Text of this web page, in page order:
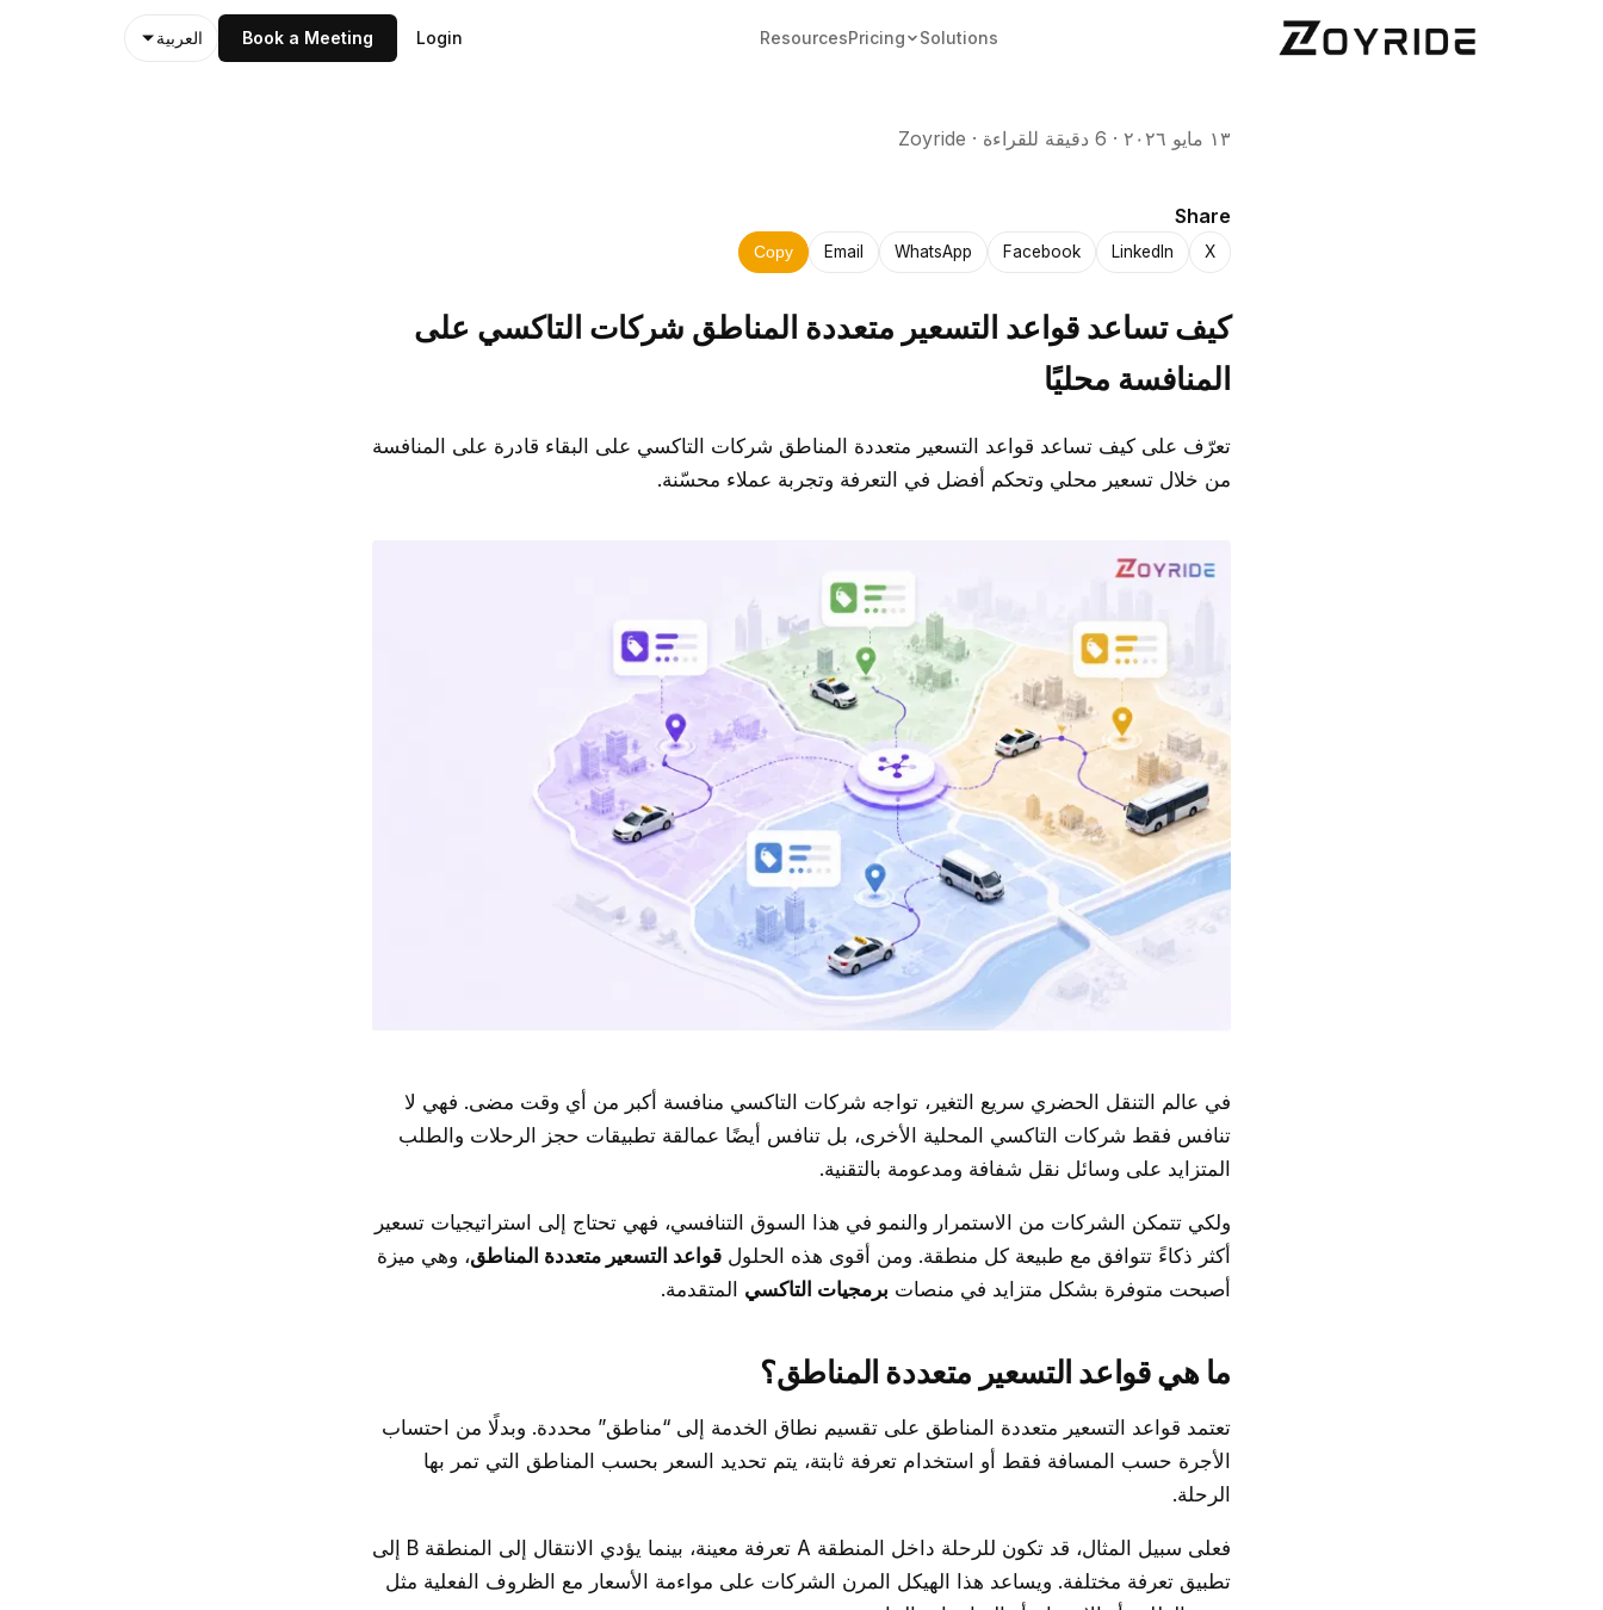
Solutions
Pricing
Resources
Login
Book a Meeting العربية
١٣ مايو ٢٠٢٦ · 6 دقيقة للقراءة ·
Zoyride
Share
X
LinkedIn
Facebook
WhatsApp
Email
Copy
كيف تساعد قواعد التسعير متعددة المناطق شركات التاكسي على
المنافسة محليًا
تعرّف على كيف تساعد قواعد التسعير متعددة المناطق شركات التاكسي على البقاء قادرة على المنافسة
من خلال تسعير محلي وتحكم أفضل في التعرفة وتجربة عملاء محسّنة.
في عالم التنقل الحضري سريع التغير، تواجه شركات التاكسي منافسة أكبر من أي وقت مضى. فهي لا
تنافس فقط شركات التاكسي المحلية الأخرى، بل تنافس أيضًا عمالقة تطبيقات حجز الرحلات والطلب
المتزايد على وسائل نقل شفافة ومدعومة بالتقنية.
ولكي تتمكن الشركات من الاستمرار والنمو في هذا السوق التنافسي، فهي تحتاج إلى استراتيجيات تسعير
أكثر ذكاءً تتوافق مع طبيعة كل منطقة. ومن أقوى هذه الحلول قواعد التسعير متعددة المناطق، وهي ميزة
أصبحت متوفرة بشكل متزايد في منصات برمجيات التاكسي المتقدمة.
ما هي قواعد التسعير متعددة المناطق؟
تعتمد قواعد التسعير متعددة المناطق على تقسيم نطاق الخدمة إلى “مناطق” محددة. وبدلًا من احتساب
الأجرة حسب المسافة فقط أو استخدام تعرفة ثابتة، يتم تحديد السعر بحسب المناطق التي تمر بها
الرحلة.
فعلى سبيل المثال، قد تكون للرحلة داخل المنطقة A تعرفة معينة، بينما يؤدي الانتقال إلى المنطقة B إلى
تطبيق تعرفة مختلفة. ويساعد هذا الهيكل المرن الشركات على مواءمة الأسعار مع الظروف الفعلية مثل